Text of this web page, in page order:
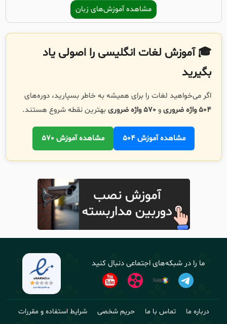
مشاهده آموزش‌های زبان
🎓 آموزش لغات انگلیسی را اصولی یاد
بگیرید
اگر می‌خواهید لغات را برای همیشه به خاطر بسپارید، دوره‌های
504 واژه ضروری
و 570 واژه ضروری بهترین نقطه شروع هستند.
مشاهده آموزش 504 مشاهده آموزش 570
ما را در شبکه‌های اجتماعی دنبال کنید
درباره ما تماس با ما حریم شخصی شرایط استفاده و مقررات